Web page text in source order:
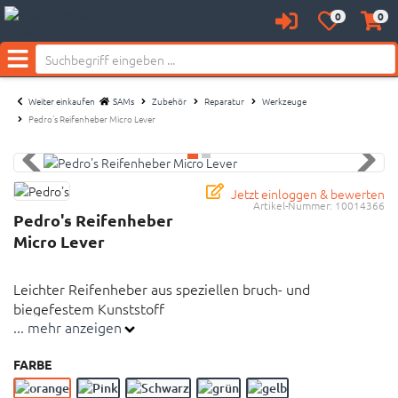
AnmeldenMerkzettel
aufklappen
0 0
Menü
Weiter einkaufen SAMs Zubehör Reparatur
Werkzeuge
Pedro's Reifenheber Micro Lever
Jetzt einloggen & bewerten
Artikel-Nummer: 10014366
Pedro's Reifenheber
Micro Lever
Leichter Reifenheber aus speziellen bruch- und
biegefestem Kunststoff
biegefestem Kunststoff
... mehr anzeigen
FARBE